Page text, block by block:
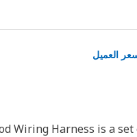
Wiring Harness is a